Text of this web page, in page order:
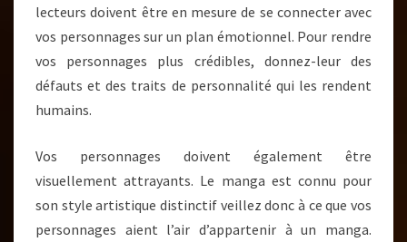
lecteurs doivent être en mesure de se connecter avec
vos personnages sur un plan émotionnel. Pour rendre
vos personnages plus crédibles, donnez-leur des
défauts et des traits de personnalité qui les rendent
humains.
Vos personnages doivent également être
visuellement attrayants. Le manga est connu pour
son style artistique distinctif veillez donc à ce que vos
personnages aient l’air d’appartenir à un manga.